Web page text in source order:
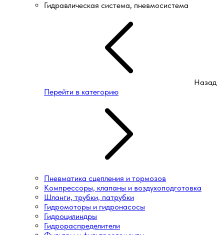
Гидравлическая система, пневмосистема
Назад
Перейти в категорию
Пневматика сцепления и тормозов
Компрессоры, клапаны и воздухоподготовка
Шланги, трубки, патрубки
Гидромоторы и гидронасосы
Гидроцилиндры
Гидрораспределители